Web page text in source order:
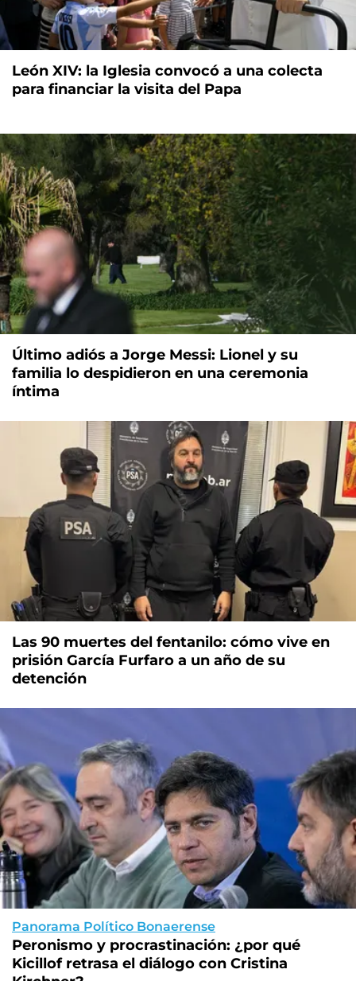
León XIV: la Iglesia convocó a una colecta
para financiar la visita del Papa
Último adiós a Jorge Messi: Lionel y su
familia lo despidieron en una ceremonia
íntima
Las 90 muertes del fentanilo: cómo vive en
prisión García Furfaro a un año de su
detención
Panorama Político Bonaerense
Peronismo y procrastinación: ¿por qué
Kicillof retrasa el diálogo con Cristina